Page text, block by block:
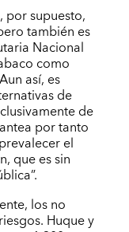
por supuesto,
también es
Nacional
como
así, es
de
de
por tanto
el
que es sin
los no
Huque y